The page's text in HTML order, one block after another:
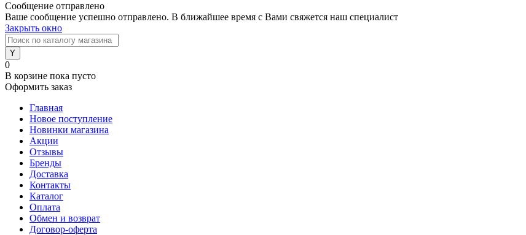
Сообщение отправлено
Ваше сообщение успешно отправлено. В ближайшее время с Вами свяжется наш специалист
Закрыть окно
0
В корзине пока пусто
Оформить заказ
Главная
Новое поступление
Новинки магазина
Акции
Отзывы
Бренды
Доставка
Контакты
Каталог
Оплата
Обмен и возврат
Договор-оферта